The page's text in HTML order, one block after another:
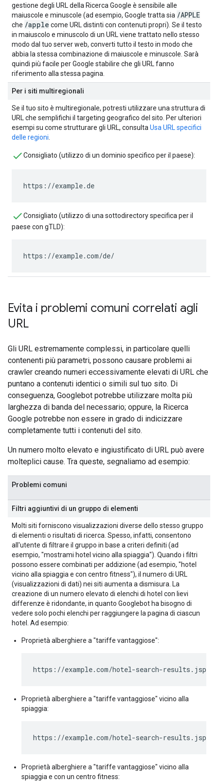
gestione degli URL della Ricerca Google è sensibile alle
maiuscole e minuscole (ad esempio, Google tratta sia /APPLE
che /apple come URL distinti con contenuti propri). Se il testo
in maiuscolo e minuscolo di un URL viene trattato nello stesso
modo dal tuo server web, converti tutto il testo in modo che
abbia la stessa combinazione di maiuscole e minuscole. Sarà
quindi più facile per Google stabilire che gli URL fanno
riferimento alla stessa pagina.
Per i siti multiregionali
Se il tuo sito è multiregionale, potresti utilizzare una struttura di
URL che semplifichi il targeting geografico del sito. Per ulteriori
esempi su come strutturare gli URL, consulta Usa URL specifici
delle regioni
Consigliato (utilizzo di un dominio specifico per il paese):
https://example.de
Consigliato (utilizzo di una sottodirectory specifica per il
paese con gTLD):
https://example.com/de/
Evita i problemi comuni correlati agli
URL
Gli URL estremamente complessi, in particolare quelli
contenenti più parametri, possono causare problemi ai
crawler creando numeri eccessivamente elevati di URL che
puntano a contenuti identici o simili sul tuo sito. Di
conseguenza, Googlebot potrebbe utilizzare molta più
larghezza di banda del necessario; oppure, la Ricerca
Google potrebbe non essere in grado di indicizzare
completamente tutti i contenuti del sito.
Un numero molto elevato e ingiustificato di URL può avere
molteplici cause. Tra queste, segnaliamo ad esempio:
Problemi comuni
Filtri aggiuntivi di un gruppo di elementi
Molti siti forniscono visualizzazioni diverse dello stesso gruppo
di elementi o risultati di ricerca. Spesso, infatti, consentono
all'utente di filtrare il gruppo in base a criteri definiti (ad
esempio, "mostrami hotel vicino alla spiaggia"). Quando i filtri
possono essere combinati per addizione (ad esempio, "hotel
vicino alla spiaggia e con centro fitness"), il numero di URL
(visualizzazioni di dati) nei siti aumenta a dismisura. La
creazione di un numero elevato di elenchi di hotel con lievi
differenze è ridondante, in quanto Googlebot ha bisogno di
vedere solo pochi elenchi per raggiungere la pagina di ciascun
hotel. Ad esempio:
Proprietà alberghiere a "tariffe vantaggiose":
https://example.com/hotel-search-
Proprietà alberghiere a "tariffe vantaggiose" vicino alla
spiaggia:
https://example.com/hotel-search-
Proprietà alberghiere a "tariffe vantaggiose" vicino alla
spiaggia e con un centro fitness: